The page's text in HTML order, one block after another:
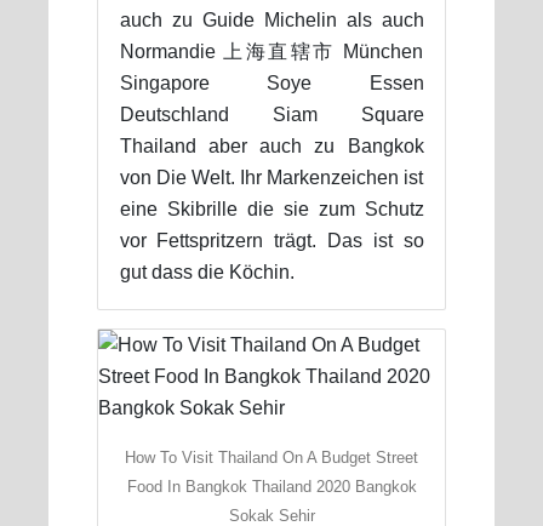
auch zu Guide Michelin als auch
Normandie 上海直辖市 München
Singapore Soye Essen
Deutschland Siam Square
Thailand aber auch zu Bangkok
von Die Welt. Ihr Markenzeichen ist
eine Skibrille die sie zum Schutz
vor Fettspritzern trägt. Das ist so
gut dass die Köchin.
How To Visit Thailand On A Budget Street
Food In Bangkok Thailand 2020 Bangkok
Sokak Sehir